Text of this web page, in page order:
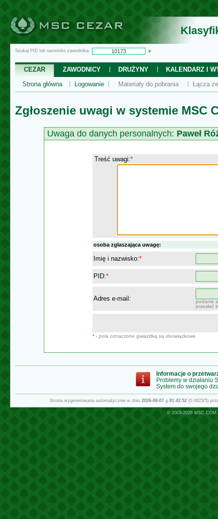
Szukaj PID lub nazwisko zawodnika:
CEZAR ZAWODNICY DRUŻYNY
KALENDARZ I
Strona główna
Logowanie Materiały do pobrania Łącza
Zgłoszenie uwagi w systemie MSC
Uwaga do danych personalnych: Paweł
Treść uwagi:*
osoba zgłaszająca uwagę:
Imię i nazwisko:*
PID:*
Adres e-mail:
podanie
przesłać
* - pola oznaczone gwiazdką są obowiązkowe
Informacje o
Problemy w działaniu
System do swojego
Strona wygenerowana automatycznie w dniu 2026-08-07g.01:42:52(0.0623/5)
© 2003-2026